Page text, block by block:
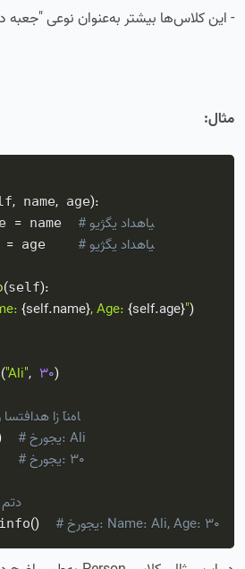
- این کلاس‌ها بیشتر به‌عنوان نوعی "جعبه
مثال:
, name, age):
= name # ویژگی داده‌ای
= age
# ویژگی داده‌ای
(self):
{self.name}, Age: {self.age}")
("Ali", 30)
# دسترسی به ویژگی‌ها و استفاده از آن‌ها
# خروجی: Ali
# خروجی: 30
#
() # خروجی: Name: Ali, Age: 30